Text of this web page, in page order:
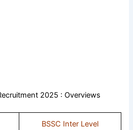
2025 : Overviews
BSSC Inter Level